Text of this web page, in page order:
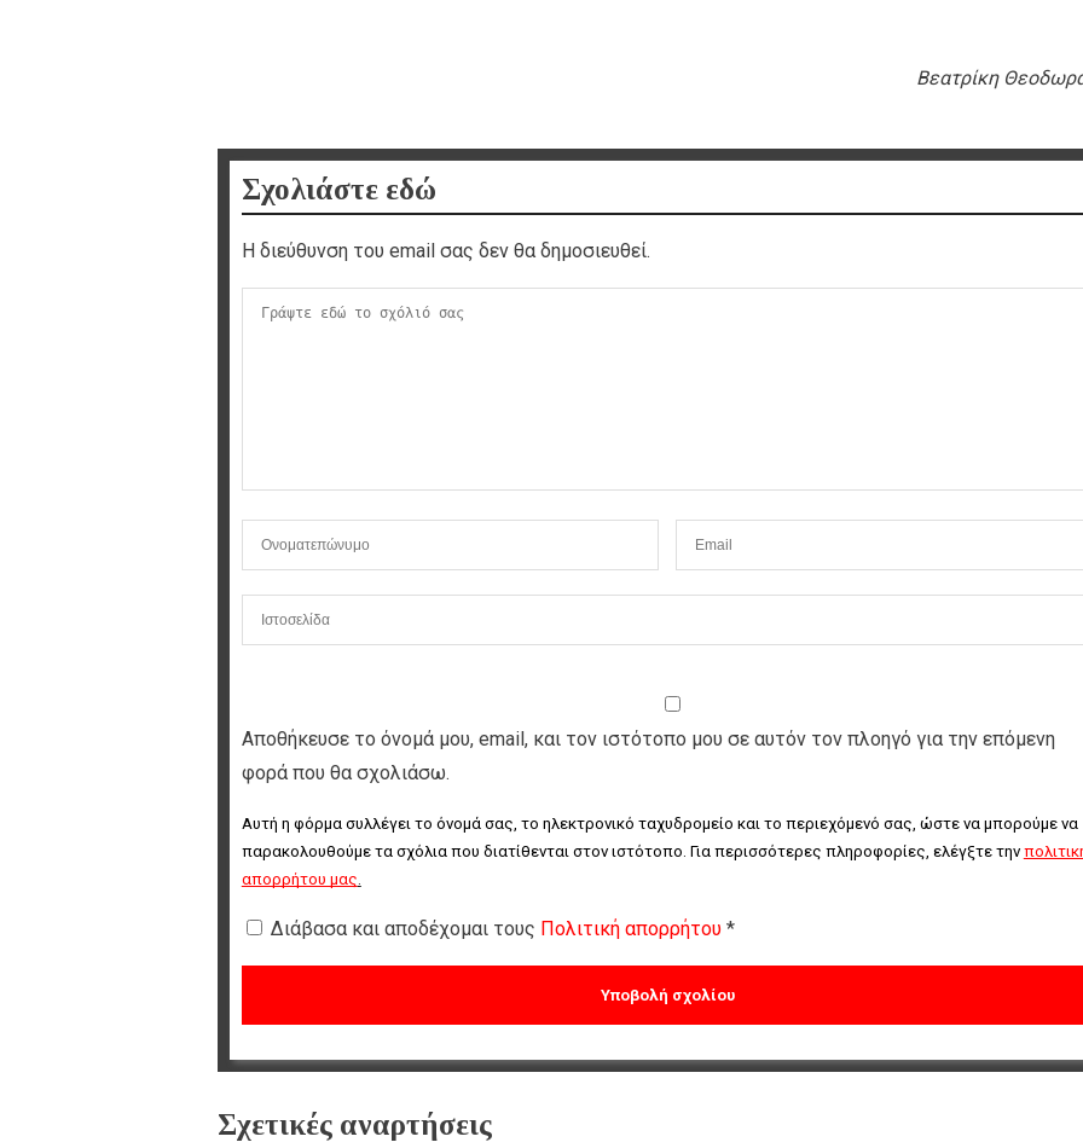
Βεατρίκη
Σχολιάστε εδώ
Η διεύθυνση του email σας δεν θα δημοσιευθεί.
Αποθήκευσε το όνομά μου, email, και τον ιστότοπο μου σε αυτόν τον πλοηγό για την επόμενη
φορά που θα σχολιάσω.
Αυτή η φόρμα συλλέγει το όνομά σας, το ηλεκτρονικό ταχυδρομείο και το περιεχόμενό σας, ώστε να μπορούμε να
παρακολουθούμε τα σχόλια που διατίθενται στον ιστότοπο. Για περισσότερες πληροφορίες, ελέγξτε την
απορρήτου μας.
Διάβασα και αποδέχομαι τους Πολιτική απορρήτου *
Σχετικές αναρτήσεις